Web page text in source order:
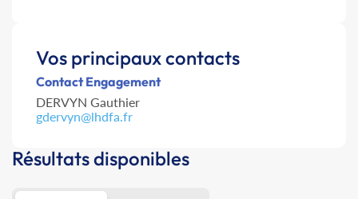
Vos principaux contacts
Contact Engagement
DERVYN Gauthier
gdervyn@lhdfa.fr
Résultats disponibles